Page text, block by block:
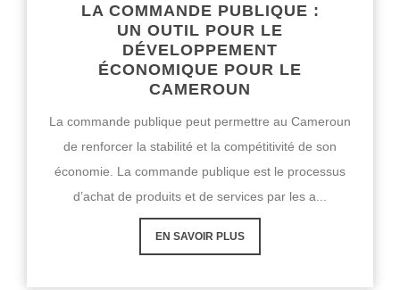
LA COMMANDE PUBLIQUE :
UN OUTIL POUR LE
DÉVELOPPEMENT
ÉCONOMIQUE POUR LE
CAMEROUN
La commande publique peut permettre au Cameroun
de renforcer la stabilité et la compétitivité de son
économie. La commande publique est le processus
d’achat de produits et de services par les a...
EN SAVOIR PLUS